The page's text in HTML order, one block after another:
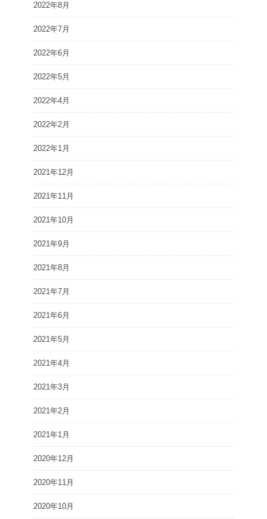
2022年8月
2022年7月
2022年6月
2022年5月
2022年4月
2022年2月
2022年1月
2021年12月
2021年11月
2021年10月
2021年9月
2021年8月
2021年7月
2021年6月
2021年5月
2021年4月
2021年3月
2021年2月
2021年1月
2020年12月
2020年11月
2020年10月